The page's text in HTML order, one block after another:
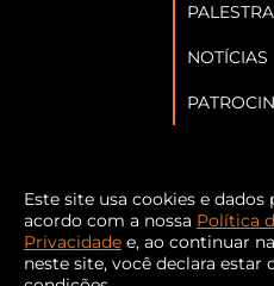
NOTÍCIAS
Siga a Abraji nas
Este site usa cookies e dados
acordo com a nossa Política
Privacidade e, ao continuar
neste site, você declara estar